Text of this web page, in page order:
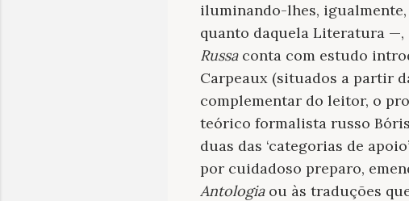
iluminando-lhes,
quanto daquela Literatura
Russaconta com estudo
Carpeaux (situados a partir
complementar do leitor, o
teórico formalista russo Bóris
duas das ‘categorias de
por cuidadoso preparo,
Antologiaou às traduções